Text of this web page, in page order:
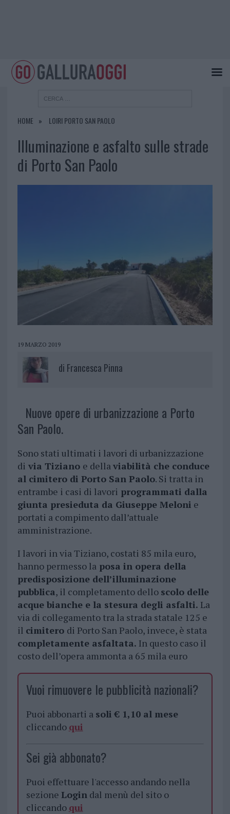
HOME LOIRI PORTO SAN PAOLO
Illuminazione e asfalto sulle strade
di Porto San Paolo
19 MARZO 2019
di Francesca Pinna
Nuove opere di urbanizzazione a Porto
San Paolo.
Sono stati ultimati i lavori di urbanizzazione
di via Tiziano e dellaviabilità che conduce
al cimitero di Porto San Paolo. Si tratta in
entrambe i casi di lavori programmati dalla
giunta presieduta da Giuseppe Meloni e
portati a compimento dall’attuale
amministrazione.
I lavori in via Tiziano, costati 85 mila euro,
hanno permesso laposa in opera della
predisposizione dell’illuminazione
pubblica, il completamento dello scolo delle
acque bianche e la stesura degli asfalti. La
via di collegamento tra la strada statale 125 e
il cimitero di Porto San Paolo, invece, è stata
completamente asfaltata. In questo caso il
costo dell’opera ammonta a 65 mila euro
Vuoi rimuovere le pubblicità nazionali?
Puoi abbonarti a soli € 1,10 al mese
cliccando qui
Sei già abbonato?
Puoi effettuare l'accesso andando nella
sezione Logindal menù del sito o
cliccando qui